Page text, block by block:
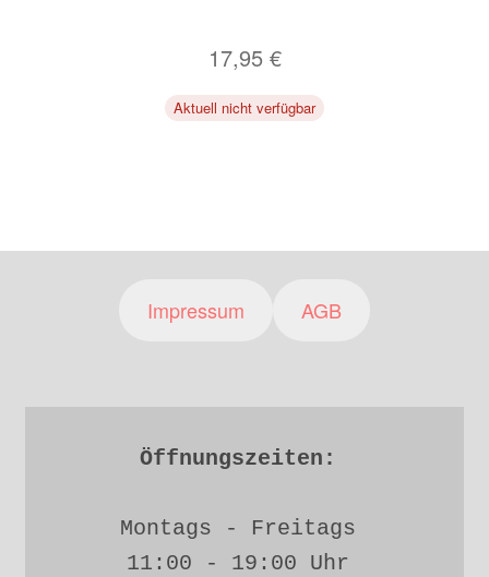
17,95 €
Aktuell nicht verfügbar
Impressum AGB
Öffnungszeiten:
Montags - Freitags
11:00 - 19:00 Uhr